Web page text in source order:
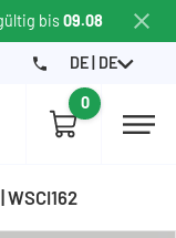
bis09.08
DE | DE
0